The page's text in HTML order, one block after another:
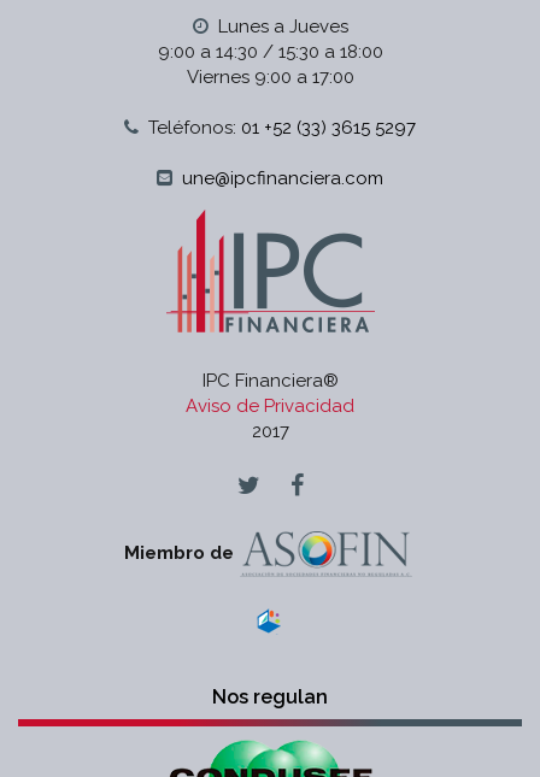
Lunes a Jueves
9:00 a 14:30 / 15:30 a 18:00
Viernes 9:00 a 17:00
Teléfonos: 01 +52 (33) 3615 5297
une@ipcfinanciera.com
IPC Financiera®
Aviso de Privacidad
2017
Miembro de
Nos regulan